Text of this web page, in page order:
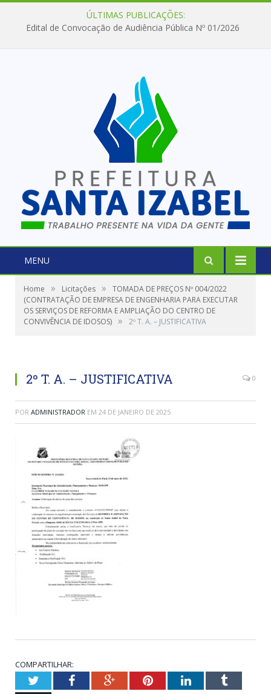
ÚLTIMAS PUBLICAÇÕES:
Edital de Convocação de Audiência Pública Nº 01/2026
MENU
Home » Licitações »
TOMADA DE PREÇOS Nº 004/2022
(CONTRATAÇÃO DE EMPRESA DE ENGENHARIA PARA EXECUTAR
OS SERVIÇOS DE REFORMA E AMPLIAÇÃO DO CENTRO DE
CONVIVÊNCIA DE IDOSOS) » 2º T. A. – JUSTIFICATIVA
2º T. A. – JUSTIFICATIVA 0
POR ADMINISTRADOR EM 24 DE JANEIRO DE 2025
COMPARTILHAR:
TwitterFacebookGoogle+PinterestLinkedInTumblr